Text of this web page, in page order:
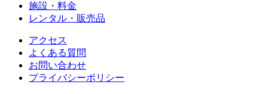
施設・料金
レンタル・販売品
アクセス
よくある質問
お問い合わせ
プライバシーポリシー